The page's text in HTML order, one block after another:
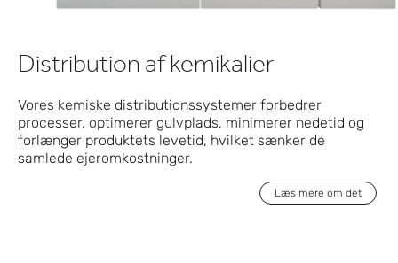
Distribution af kemikalier
Vores kemiske distributionssystemer forbedrer
processer, optimerer gulvplads, minimerer nedetid og
forlænger produktets levetid, hvilket sænker de
samlede ejeromkostninger.
Læs mere om det